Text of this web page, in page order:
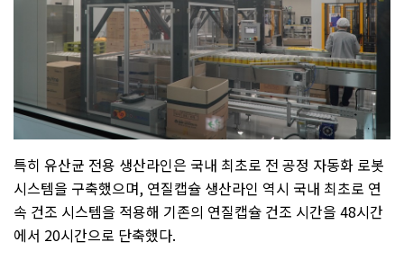
특히 유산균 전용 생산라인은 국내 최초로 전 공정 자동화 로봇
시스템을 구축했으며, 연질캡슐 생산라인 역시 국내 최초로 연
속 건조 시스템을 적용해 기존의 연질캡슐 건조 시간을 48시간
에서 20시간으로 단축했다.